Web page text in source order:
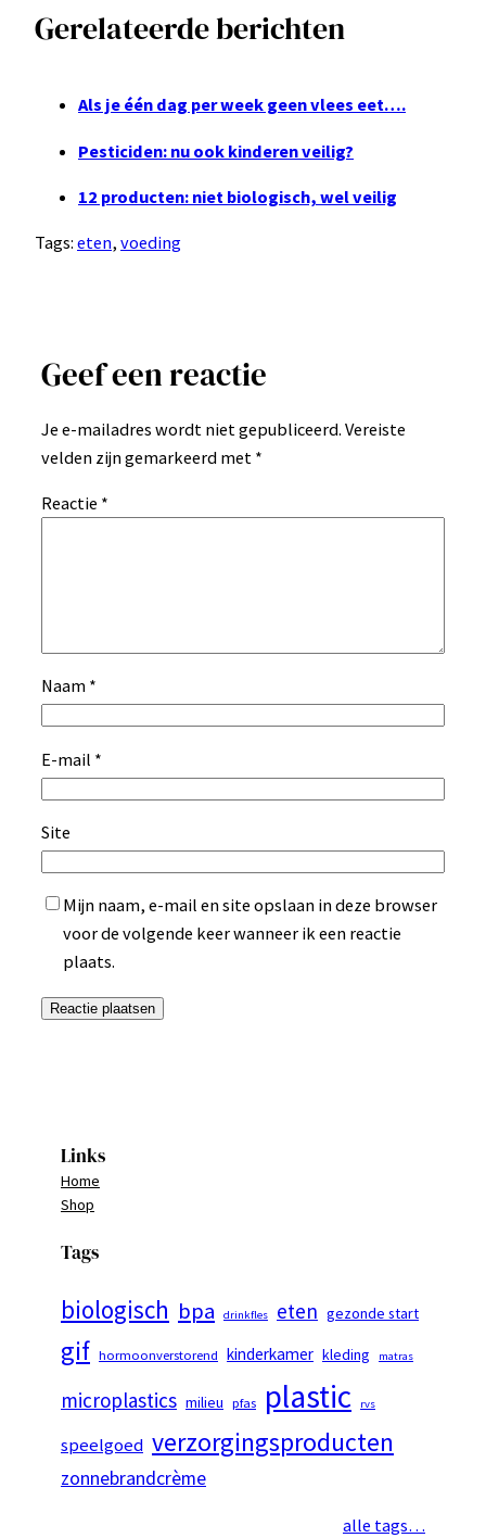
Gerelateerde berichten
Als je één dag per week geen vlees eet….
Pesticiden: nu ook kinderen veilig?
12 producten: niet biologisch, wel veilig
Tags: eten, voeding
Geef een reactie
Je e-mailadres wordt niet gepubliceerd. Vereiste
velden zijn gemarkeerd met *
Reactie *
Naam *
E-mail *
Site
Mijn naam, e-mail en site opslaan in deze browser
voor de volgende keer wanneer ik een reactie
plaats.
Links
Home
Shop
Tags
biologisch bpa drinkfles eten gezonde start
gif hormoonverstorend kinderkamer kleding matras
microplastics milieu pfas plastic rvs
speelgoed verzorgingsproducten
zonnebrandcrème
alle tags…